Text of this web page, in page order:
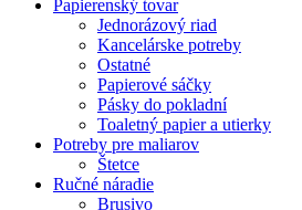
Papierenský tovar
Jednorázový riad
Kancelárske potreby
Ostatné
Papierové sáčky
Pásky do pokladní
Toaletný papier a utierky
Potreby pre maliarov
Štetce
Ručné náradie
Brusivo